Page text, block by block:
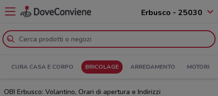
Erbusco - 25030
CURA CASA E CORPO BRICOLAGE ARREDAMENTO MOTORI
OBI Erbusco: Volantino, Orari di apertura e Indirizzi